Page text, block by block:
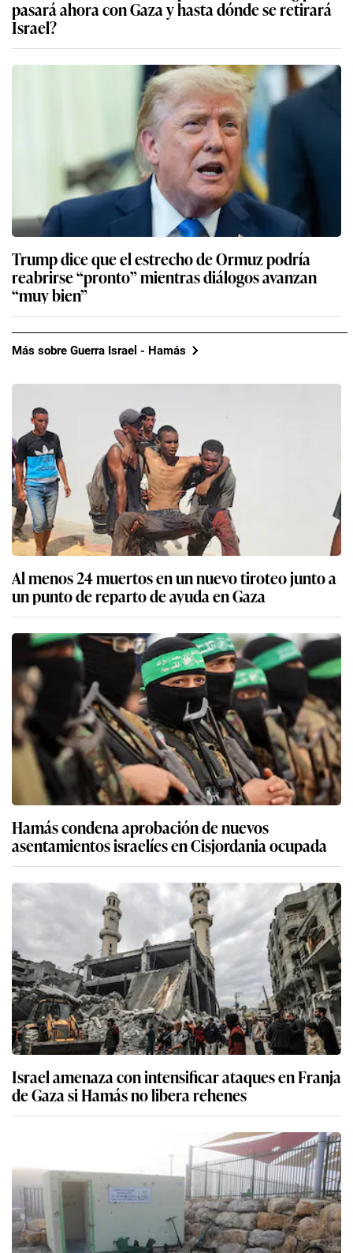
pasará ahora con Gaza y hasta dónde se retirará
Israel?
Trump dice que el estrecho de Ormuz podría
reabrirse “pronto” mientras diálogos avanzan
“muy bien”
Más sobre Guerra Israel - Hamás
Al menos 24 muertos en un nuevo tiroteo junto a
un punto de reparto de ayuda en Gaza
Hamás condena aprobación de nuevos
asentamientos israelíes en Cisjordania ocupada
Israel amenaza con intensificar ataques en Franja
de Gaza si Hamás no libera rehenes